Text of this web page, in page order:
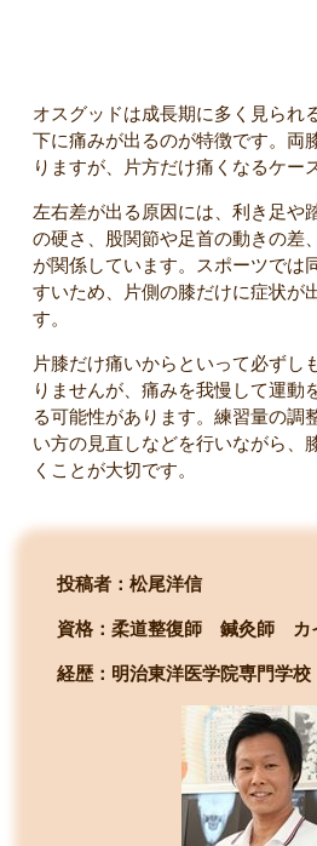
オスグッドは成長期に多く見られ
下に痛みが出るのが特徴です。両
りますが、片方だけ痛くなるケー
左右差が出る原因には、利き足や
の硬さ、股関節や足首の動きの差
が関係しています。スポーツでは
すいため、片側の膝だけに症状が
す。
片膝だけ痛いからといって必ずし
りませんが、痛みを我慢して運動
る可能性があります。練習量の調
い方の見直しなどを行いながら、
くことが大切です。
投稿者：松尾洋信
資格：柔道整復師 鍼灸師 カ
経歴：明治東洋医学院専門学